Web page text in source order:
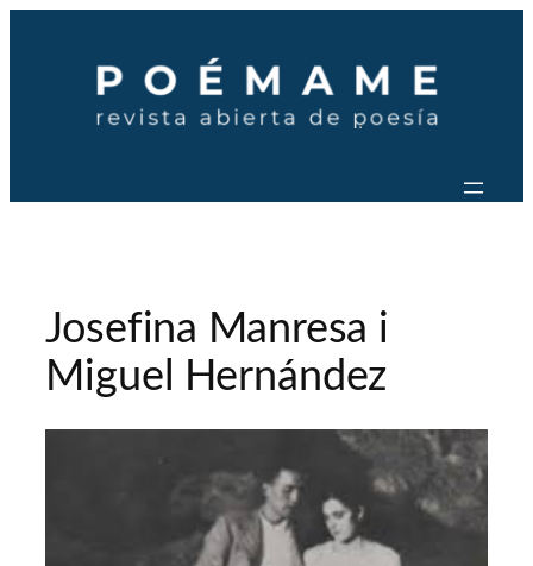
contenido
Josefina Manresa i
Miguel Hernández